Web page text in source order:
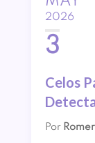
2026
3
Celos
Por